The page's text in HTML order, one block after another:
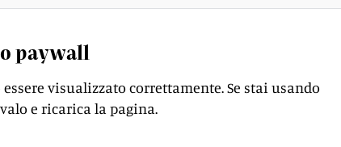
paywall
visualizzato correttamente. Se stai usando
e ricarica la pagina.